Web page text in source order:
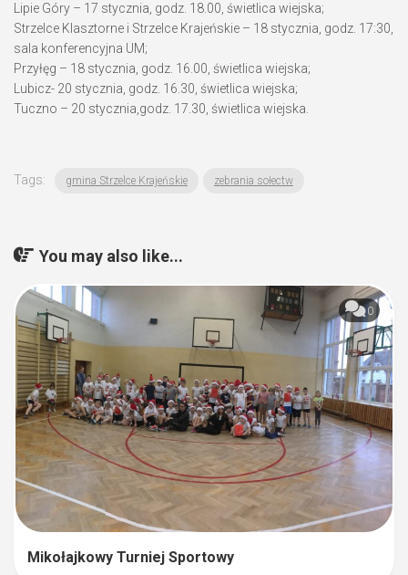
Lipie Góry – 17 stycznia, godz. 18.00, świetlica wiejska;
Strzelce Klasztorne i Strzelce Krajeńskie – 18 stycznia, godz. 17:30,
sala konferencyjna UM;
Przyłęg – 18 stycznia, godz. 16.00, świetlica wiejska;
Lubicz- 20 stycznia, godz. 16.30, świetlica wiejska;
Tuczno – 20 stycznia,godz. 17.30, świetlica wiejska.
Tags: gmina Strzelce Krajeńskie zebrania sołectw
You may also like...
0
Mikołajkowy Turniej Sportowy